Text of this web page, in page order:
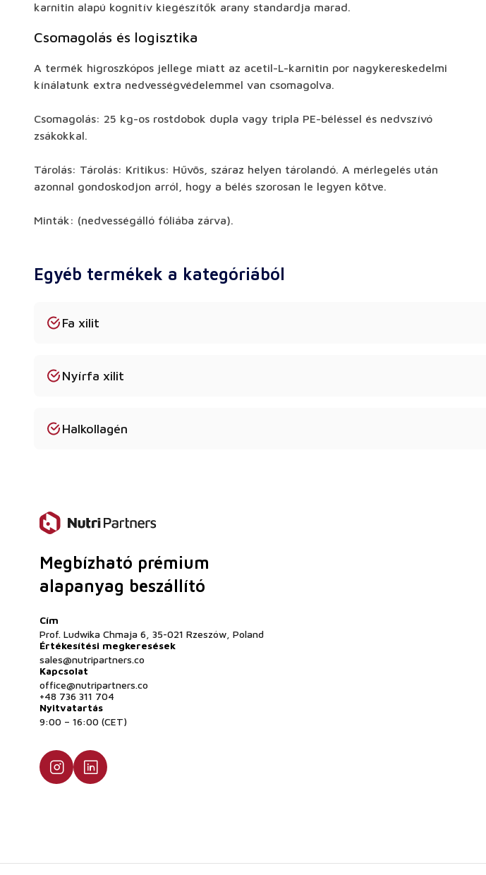
karnitin alapú kognitív kiegészítők arany standardja marad.
Csomagolás és logisztika
A termék higroszkópos jellege miatt az acetil-L-karnitin por nagykereskedelmi
kínálatunk extra nedvességvédelemmel van csomagolva.
Csomagolás: 25 kg-os rostdobok dupla vagy tripla PE-béléssel és nedvszívó
zsákokkal.
Tárolás: Tárolás: Kritikus: Hűvös, száraz helyen tárolandó. A mérlegelés után
azonnal gondoskodjon arról, hogy a bélés szorosan le legyen kötve.
Minták: (nedvességálló fóliába zárva).
Egyéb termékek a kategóriából
Fa xilit
Nyírfa xilit
Halkollagén
Megbízható prémium
alapanyag beszállító
Cím
Prof. Ludwika Chmaja 6, 35-021 Rzeszów, Poland
Értékesítési megkeresések
sales@nutripartners.co
Kapcsolat
office@nutripartners.co
+48 736 311 704
Nyitvatartás
9:00 – 16:00 (CET)